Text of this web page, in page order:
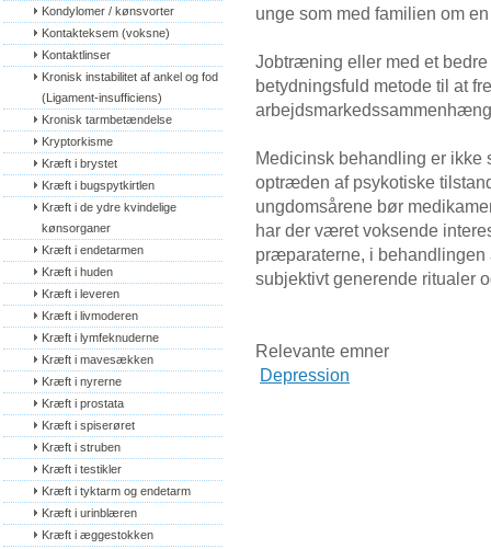
Kondylomer / kønsvorter
Kontakteksem (voksne)
Kontaktlinser
Kronisk instabilitet af ankel og fod
(Ligament-insufficiens)
Kronisk tarmbetændelse
Kryptorkisme
Kræft i brystet
Kræft i bugspytkirtlen
Kræft i de ydre kvindelige
kønsorganer
Kræft i endetarmen
Kræft i huden
Kræft i leveren
Kræft i livmoderen
Kræft i lymfeknuderne
Kræft i mavesækken
Kræft i nyrerne
Kræft i prostata
Kræft i spiserøret
Kræft i struben
Kræft i testikler
Kræft i tyktarm og endetarm
Kræft i urinblæren
Kræft i æggestokken
unge som med familien om
Jobtræning eller med et
betydningsfuld metode til at
Medicinsk behandling er ikke
optræden af psykotiske
ungdomsårene bør
har der været voksende
præparaterne, i
subjektivt generende ritualer
Relevante emner
Depression